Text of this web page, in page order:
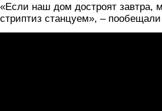
«Если наш дом достроят завтра,
стриптиз станцуем», –